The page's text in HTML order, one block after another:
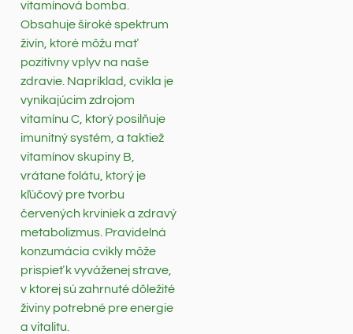
vitamínová bomba.
Obsahuje široké spektrum
živín, ktoré môžu mať
pozitívny vplyv na naše
zdravie. Napríklad, cvikla je
vynikajúcim zdrojom
vitamínu C, ktorý posilňuje
imunitný systém, a taktiež
vitamínov skupiny B,
vrátane folátu, ktorý je
kľúčový pre tvorbu
červených krviniek a zdravý
metabolizmus. Pravidelná
konzumácia cvikly môže
prispieť k vyváženej strave,
v ktorej sú zahrnuté dôležité
živiny potrebné pre energie
a vitalitu.